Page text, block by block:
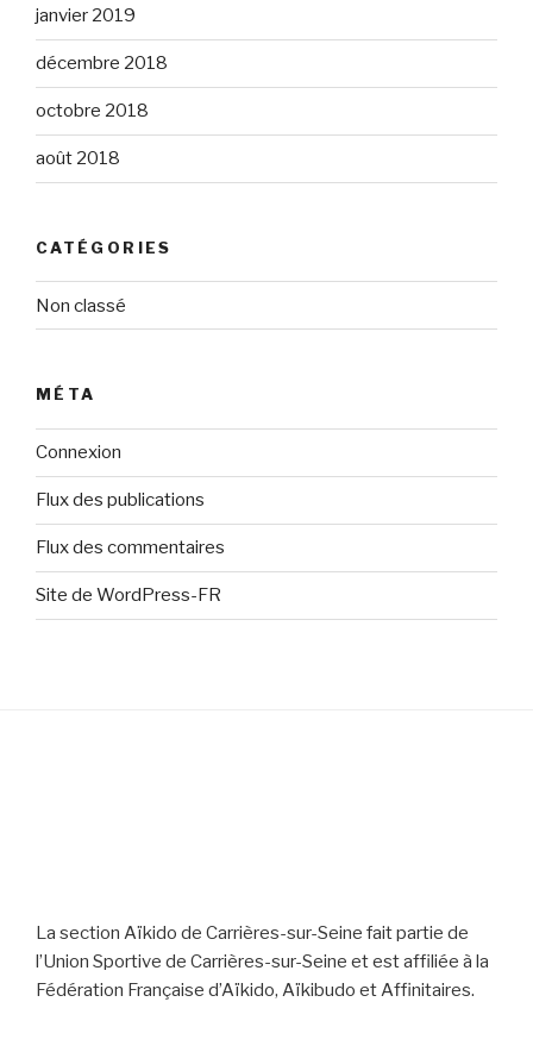
janvier 2019
décembre 2018
octobre 2018
août 2018
CATÉGORIES
Non classé
MÉTA
Connexion
Flux des publications
Flux des commentaires
Site de WordPress-FR
La section Aïkido de Carrières-sur-Seine fait partie de
l’Union Sportive de Carrières-sur-Seine et est affiliée à la
Fédération Française d’Aïkido, Aïkibudo et Affinitaires.